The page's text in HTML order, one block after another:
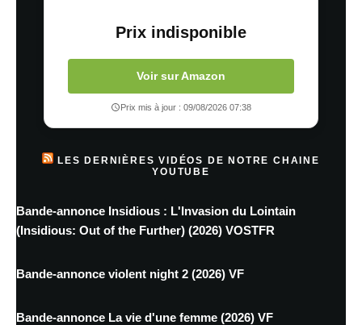
Prix indisponible
Voir sur Amazon
Prix mis à jour : 09/08/2026 07:38
LES DERNIÈRES VIDÉOS DE NOTRE CHAINE
YOUTUBE
Bande-annonce Insidious : L'Invasion du Lointain
(Insidious: Out of the Further) (2026) VOSTFR
Bande-annonce violent night 2 (2026) VF
Bande-annonce La vie d'une femme (2026) VF